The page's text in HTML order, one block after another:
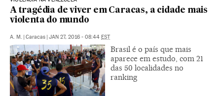
A tragédia de viver em Caracas, a cidade mais
violenta do mundo
A. M. | Caracas | JAN 27, 2016 - 08:44 EST
Brasil é o país que mais
aparece em estudo, com 21
das 50 localidades no
ranking